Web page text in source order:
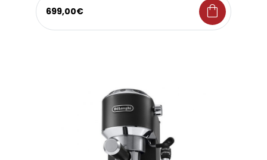
699,00€ shopping_bag